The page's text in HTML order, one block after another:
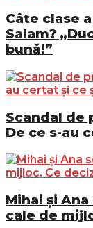
Câte clase
Salam?
bună!”
Scandal de
De ce s-au
Mihai și
cale de